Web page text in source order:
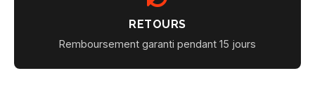
RETOURS
Remboursement garanti pendant 15 jours